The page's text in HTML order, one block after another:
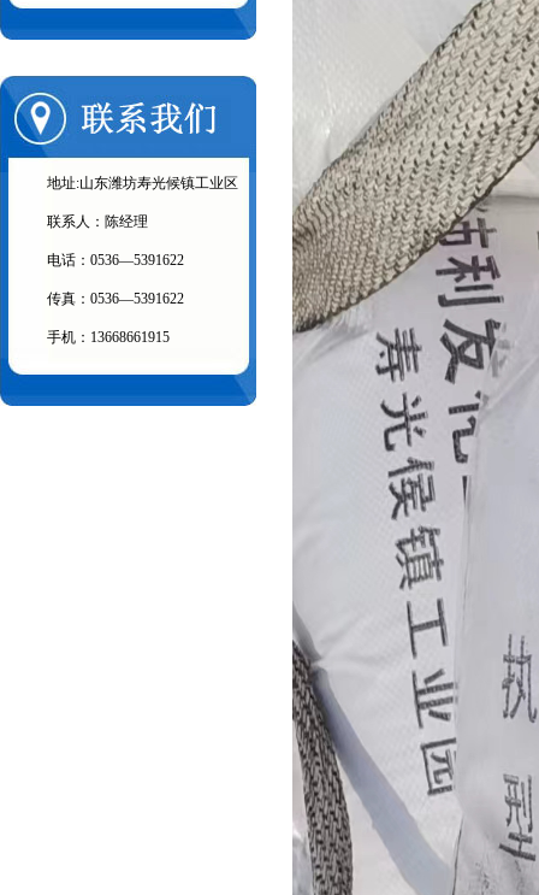
地址:山东潍坊寿光候镇工业区
联系人：陈经理
电话：0536—5391622
传真：0536—5391622
手机：13668661915